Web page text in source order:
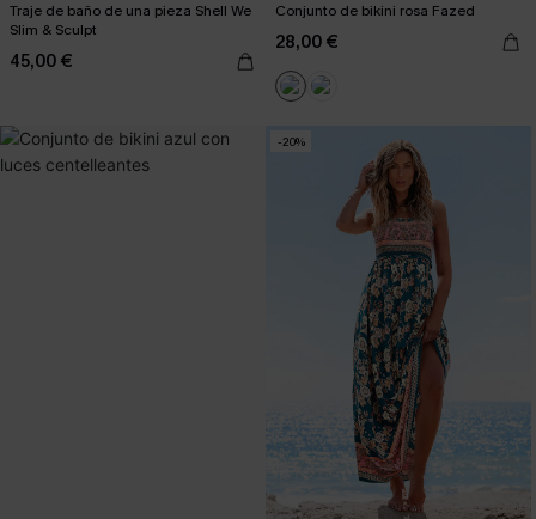
Traje de baño de una pieza Shell We
Slim & Sculpt
45,00 €
Conjunto de bikini rosa Fazed
28,00 €
-20%